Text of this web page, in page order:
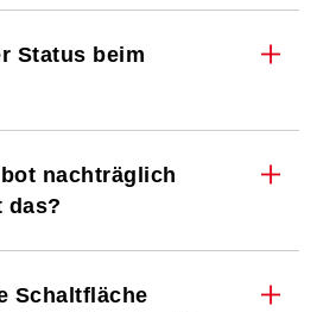
Status beim
nachträglich
das?
Schaltfläche